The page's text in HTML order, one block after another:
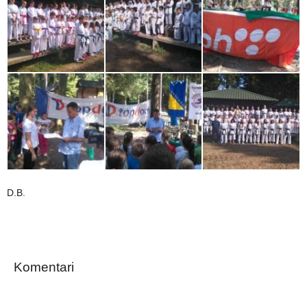
D.B.
Komentari